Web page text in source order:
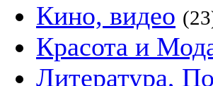
Кино, видео
Красота и
Литература,